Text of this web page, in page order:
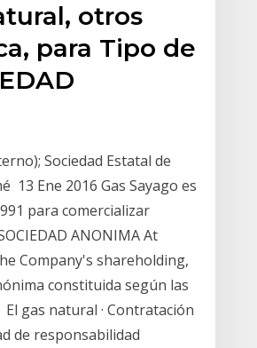
otros
para Tipo de
Sociedad Estatal de
13 Ene 2016 Gas Sayago es
para comercializar
ANONIMA At
Company's shareholding,
constituida según las
gas natural · Contratación
de responsabilidad